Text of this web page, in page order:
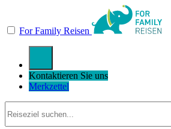
For Family Reisen
Kontaktieren Sie uns
Merkzettel